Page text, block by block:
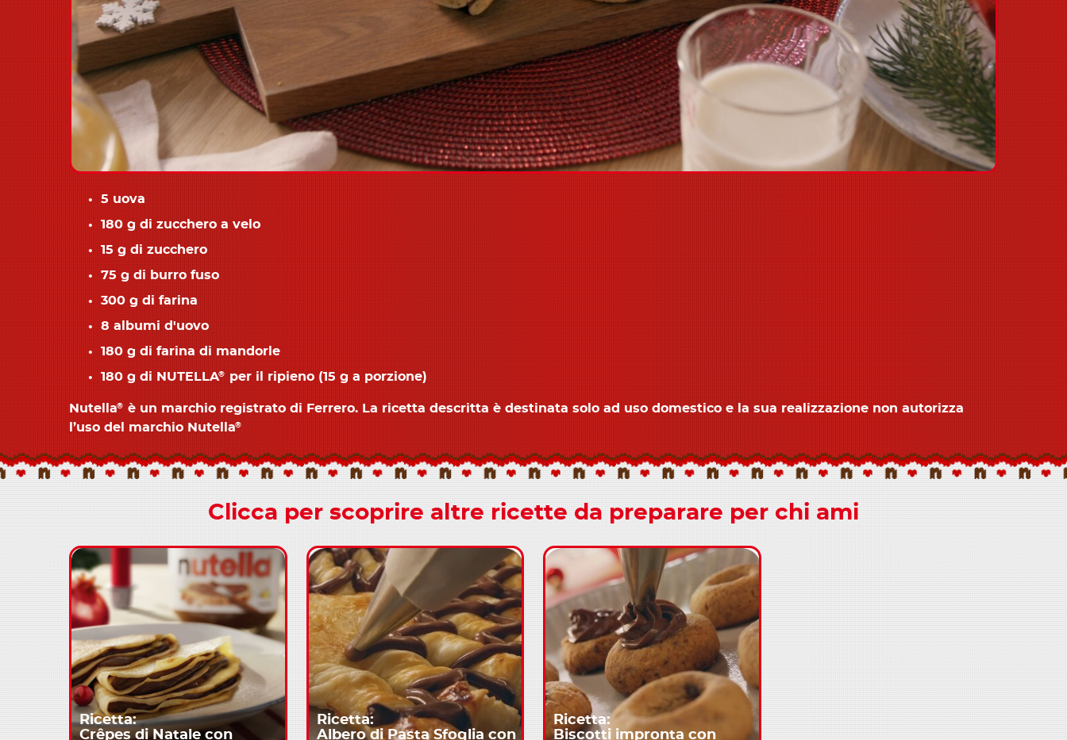
5 uova
180 g di zucchero a velo
15 g di zucchero
75 g di burro fuso
300 g di farina
8 albumi d'uovo
180 g di farina di mandorle
180 g di NUTELLA® per il ripieno (15 g a porzione)
Nutella®è un marchio registrato di Ferrero. La ricetta descritta è destinata solo ad uso domestico e la sua realizzazione non autorizza
l’uso del marchio Nutella®
Clicca per scoprire altre ricette da preparare per chi ami
Ricetta:
Crêpes di Natale con
Ricetta:
Albero di Pasta Sfoglia con
Ricetta:
Biscotti impronta con